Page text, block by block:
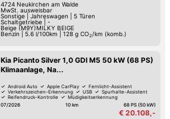
4724 Neukirchen am Walde
MwSt. ausweisbar
Sonstige| Jahreswagen
5 Türen
Schaltgetriebe| -
Beige (M9Y)MILKY BEIGE
Benzin
5.6 l/100km 128 g CO2 /km (komb.)
Kia Picanto Silver 1,0 GDI M5 50 kW (68 PS)
Klimaanlage, Na...
Android Auto Apple CarPlay
Fernlicht-Assistent
Verkehrszeichen-Erkennung
USB
Spurhalte-Assistent
Reifendruck-Kontrolle
Müdigkeitserkennung
07/2026
10 km 68 PS (50 kW)
€ 20.108,-